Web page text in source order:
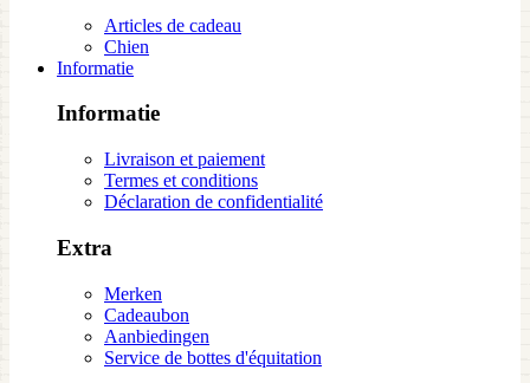
Articles de cadeau
Chien
Informatie
Informatie
Livraison et paiement
Termes et conditions
Déclaration de confidentialité
Extra
Merken
Cadeaubon
Aanbiedingen
Service de bottes d'équitation